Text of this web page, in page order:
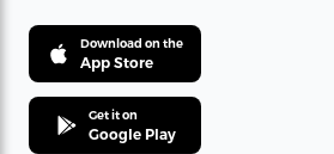
Download on the
App Store
Get it on
Google Play